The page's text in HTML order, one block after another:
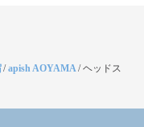
/apish AOYAMA/ヘッドス